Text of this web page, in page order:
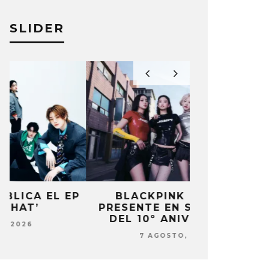
SLIDER
BLACKPINK ESTARÁ
PRESENTE EN SU EVENTO
DEL 10º ANIVERSARIO